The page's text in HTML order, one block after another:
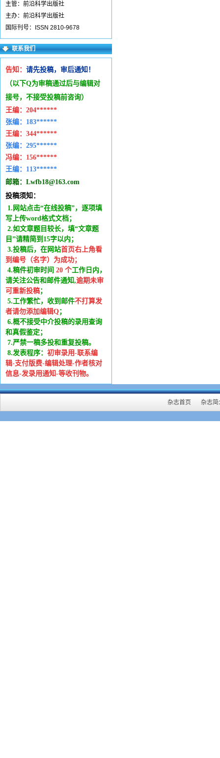
主管：前沿科学出版社
主办：前沿科学出版社
国际刊号：ISSN 2810-9678
联系我们
告知： 请先投稿，审后通知！
（以下Q为审稿通过后与编辑对
接号，不接受投稿前咨询）
王编： 204******
张编：183******
王编： 344******
张编：295******
冯编： 156******
王编： 113******
邮箱： Lwfb18@163.com
投稿须知：
1.网站点击“在线投稿”，逐项填
写上传word格式文档；
2.如文章题目较长，填“文章题
目”请精简到15字以内；
3.投稿后，在网站首页右上角看
到编号（名字）为成功；
4.稿件初审时间 20 个工作日内 ，
请关注公告和邮件通知,逾期未审
可重新投稿；
5.工作繁忙，收到邮件不打算发
者请勿添加编辑Q；
6.概不接受中介投稿的录用查询
和真假鉴定；
7.严禁一稿多投和重复投稿。
8.发表程序： 初审录用-联系编
辑-支付版费-编辑处理-作者核对
信息-发录用通知-等收刊物。
杂志首页 杂志简